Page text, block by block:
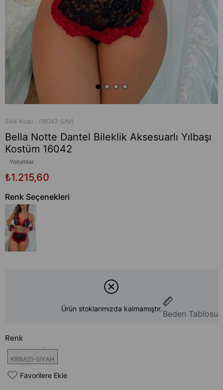
Stok Kodu (16042-S/M)
Bella Notte Dantel Bileklik Aksesuarlı Yılbaşı
Kostüm 16042
Yorumlar
₺1.215,60
Renk Seçenekleri
Tükendi
Beden Tablosu
Ürün stoklarımızda kalmamıştır.
Renk
KIRMIZI-SİYAH
Favorilere Ekle